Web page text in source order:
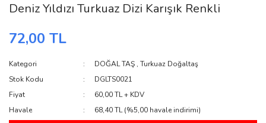
Deniz Yıldızı Turkuaz Dizi Karışık Renkli
72,00 TL
Kategori DOĞAL TAŞ ,Turkuaz Doğaltaş
Stok Kodu
DGLTS0021
Fiyat
60,00 TL + KDV
Havale
68,40 TL (%5,00 havale indirimi)